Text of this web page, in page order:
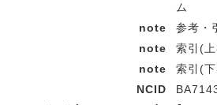
ム
note
参考・
note
索引(
note
索引(
NCID